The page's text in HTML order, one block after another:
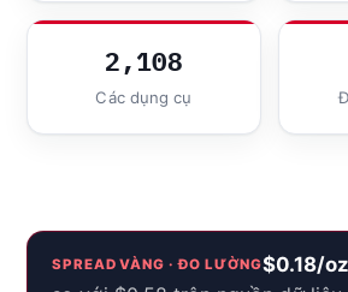
2,108
Các dụng cụ
SPREAD VÀNG · ĐO LƯỜNG$0.18/